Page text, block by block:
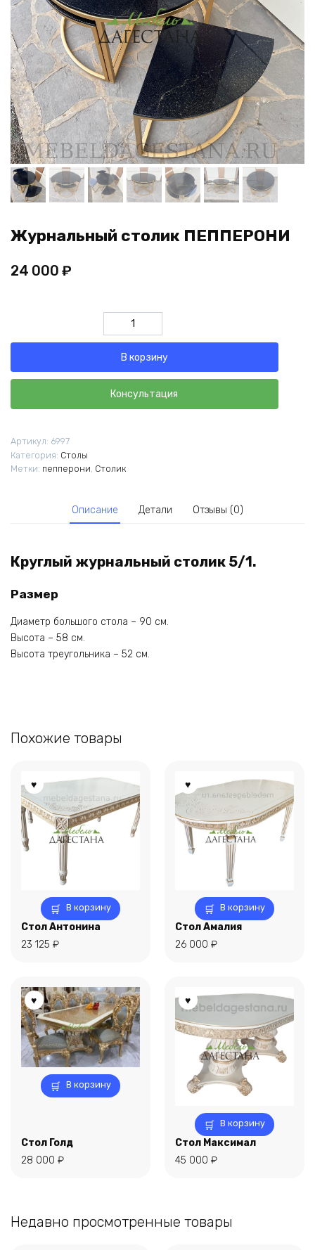
Журнальный столик ПЕППЕРОНИ
24 000 ₽
Количество
товара
столик
ПЕППЕРОНИ
В корзину
Консультация
Артикул: 6997
Категория: Столы
Метки: пепперони Столик
Описание Детали Отзывы (0)
Круглый журнальный столик 5/1.
Размер
Диаметр большого стола – 90 см.
Высота – 58 см.
Высота треугольника – 52 см.
Похожие товары
В корзину
Стол Антонина
23 125 ₽
В корзину
Стол Амалия
26 000 ₽
В корзину
Стол Голд
28 000 ₽
В корзину
Стол Максимал
45 000 ₽
Недавно просмотренные товары